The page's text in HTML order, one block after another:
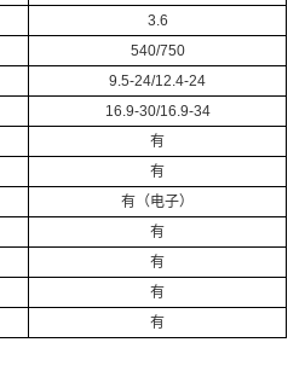
3.6
540/750
9.5-24/12.4-24
16.9-30/16.9-34
有
有
有（电子）
有
有
有
有